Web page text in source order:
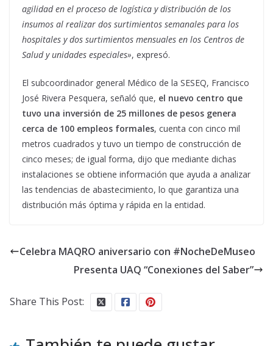
agilidad en el proceso de logística y distribución de los
insumos al realizar dos surtimientos semanales para los
hospitales y dos surtimientos mensuales en los Centros de
Salud y unidades especiales», expresó.
El subcoordinador general Médico de la SESEQ, Francisco
José Rivera Pesquera, señaló que, el nuevo centro que
tuvo una inversión de 25 millones de pesos genera
cerca de 100 empleos formales, cuenta con cinco mil
metros cuadrados y tuvo un tiempo de construcción de
cinco meses; de igual forma, dijo que mediante dichas
instalaciones se obtiene información que ayuda a analizar
las tendencias de abastecimiento, lo que garantiza una
distribución más óptima y rápida en la entidad.
Celebra MAQRO aniversario con #NocheDeMuseo
Presenta UAQ “Conexiones del Saber”
Share This Post: